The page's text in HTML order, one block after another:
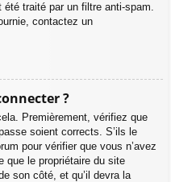
traité par un filtre anti-spam.
contactez un
?
Premièrement, vérifiez que
soient corrects. S’ils le
pour vérifier que vous n’avez
que le propriétaire du site
son côté, et qu’il devra la